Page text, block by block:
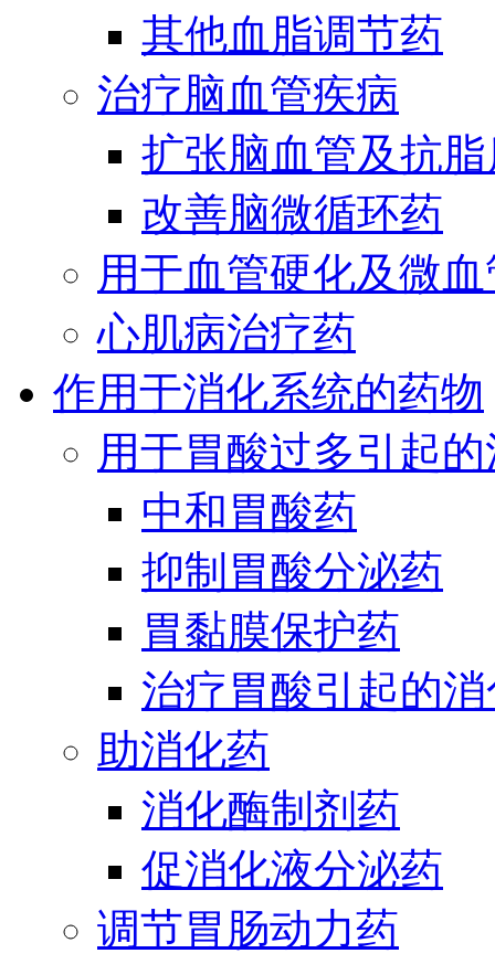
其他血脂调节药
治疗脑血管疾病
扩张脑血管及抗
改善脑微循环药
用于血管硬化及微
心肌病治疗药
作用于消化系统的药物
用于胃酸过多引起
中和胃酸药
抑制胃酸分泌药
胃黏膜保护药
治疗胃酸引起的
助消化药
消化酶制剂药
促消化液分泌药
调节胃肠动力药